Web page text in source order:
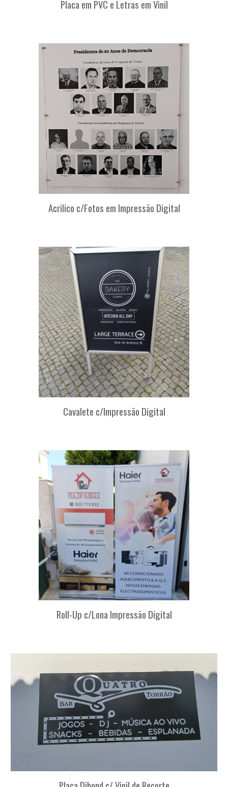
Placa em PVC e Letras emVinil
Acrilico c/Fotos em Impressão Digital
Cavalete c/Impressão Digital
Roll-Up c/Lona Impressão Digital